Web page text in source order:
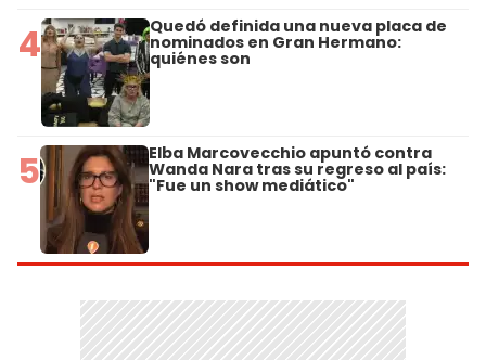
4 Quedó definida una nueva placa de
nominados en Gran Hermano:
quiénes son
5 Elba Marcovecchio apuntó contra
Wanda Nara tras su regreso al país:
"Fue un show mediático"